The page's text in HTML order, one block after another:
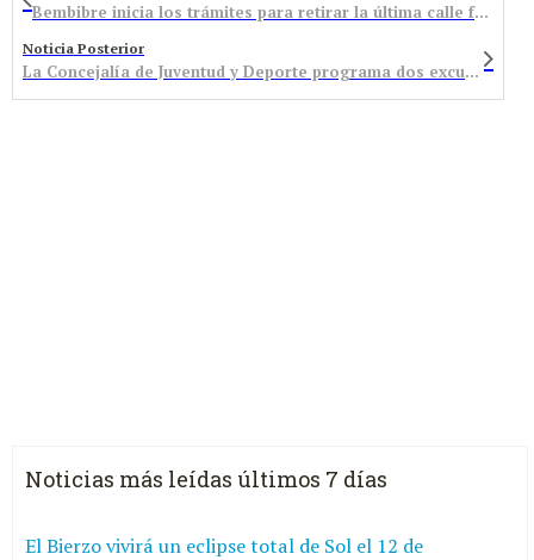
Bembibre inicia los trámites para retirar la última calle franquista
Noticia Posterior
La Concejalía de Juventud y Deporte programa dos excursiones al parque acuático de Cerceda y a la cueva de Valporquero
Noticias más leídas últimos 7 días
El Bierzo vivirá un eclipse total de Sol el 12 de